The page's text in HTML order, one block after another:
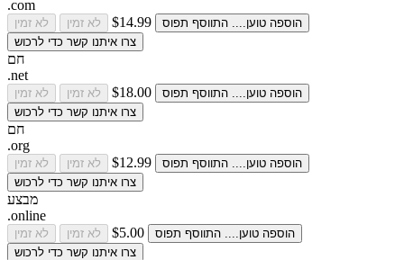
.com
לא זמין לא זמין $14.99 הוספה טוען.... התווסף תפוס
צרו איתנו קשר כדי לרכוש
חם
.net
לא זמין לא זמין $18.00 הוספה טוען.... התווסף תפוס
צרו איתנו קשר כדי לרכוש
חם
.org
לא זמין לא זמין $12.99 הוספה טוען.... התווסף תפוס
צרו איתנו קשר כדי לרכוש
מבצע
.online
לא זמין לא זמין $5.00 הוספה טוען.... התווסף תפוס
צרו איתנו קשר כדי לרכוש